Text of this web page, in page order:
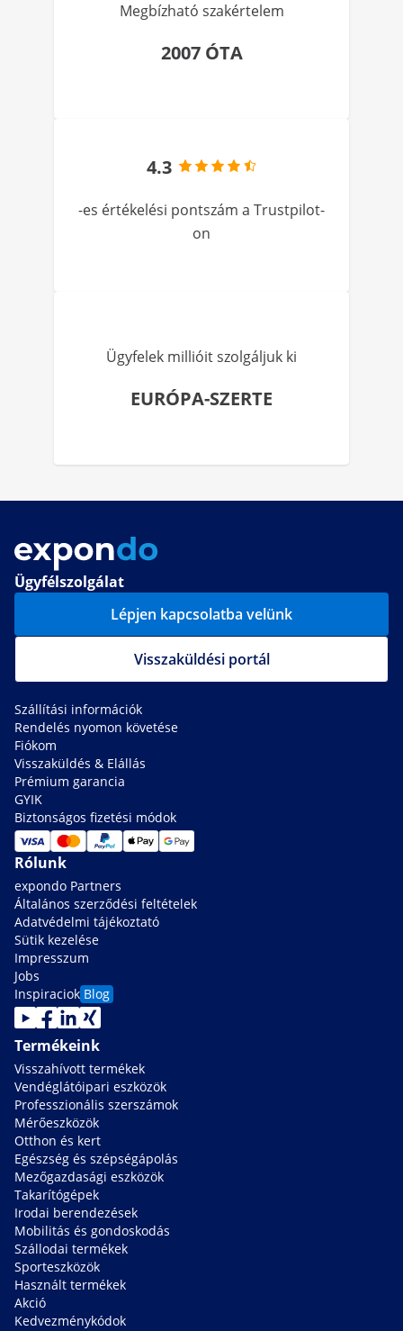
Megbízható szakértelem
2007 ÓTA
4.3
-es értékelési pontszám a Trustpilot-
on
Ügyfelek millióit szolgáljuk ki
EURÓPA-SZERTE
Ügyfélszolgálat
Lépjen kapcsolatba velünk
Visszaküldési portál
Szállítási információk
Rendelés nyomon követése
Fiókom
Visszaküldés & Elállás
Prémium garancia
GYIK
Biztonságos fizetési módok
Rólunk
expondo Partners
Általános szerződési feltételek
Adatvédelmi tájékoztató
Sütik kezelése
Impresszum
Jobs
Inspiraciok Blog
Termékeink
Visszahívott termékek
Vendéglátóipari eszközök
Professzionális szerszámok
Mérőeszközök
Otthon és kert
Egészség és szépségápolás
Mezőgazdasági eszközök
Takarítógépek
Irodai berendezések
Mobilitás és gondoskodás
Szállodai termékek
Sporteszközök
Használt termékek
Akció
Kedvezménykódok